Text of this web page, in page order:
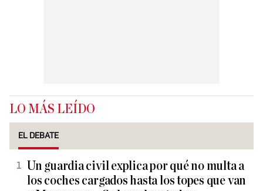
LO MÁS LEÍDO
EL DEBATE
Un guardia civil explica por qué no multa a
los coches cargados hasta los topes que van